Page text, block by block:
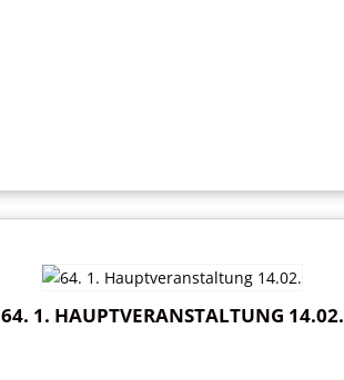
64. 1. HAUPTVERANSTALTUNG 14.02.